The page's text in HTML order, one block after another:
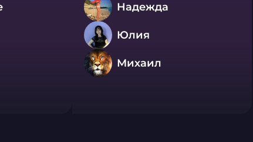
Надежда
Юлия
Михаил